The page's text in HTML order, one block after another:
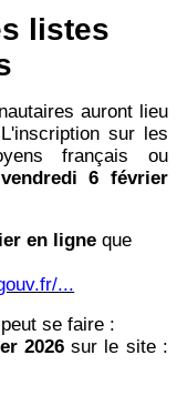
listes
auront lieu
sur les
français ou
6 février
en ligne que
...
se faire :
2026 sur le site :